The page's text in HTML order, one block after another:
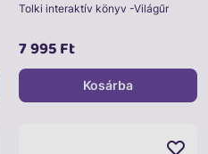
Tolki interaktív könyv -Világűr
7 995 Ft
Kosárba